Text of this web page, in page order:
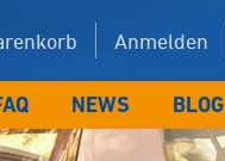
Anmelden
NEWS BLOG